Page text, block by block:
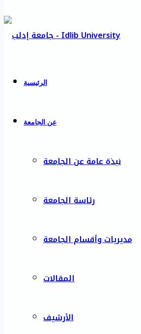
الرئيسية
عن الجامعة
نبذة عامة عن الجامعة
رئاسة الجامعة
مديريات وأقسام الجامعة
المقالات
الأرشيف